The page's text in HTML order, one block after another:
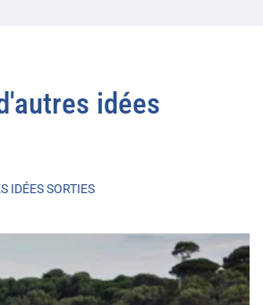
idées
IDÉES SORTIES